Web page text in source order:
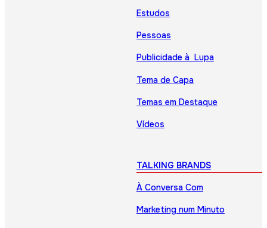
Estudos
Pessoas
Publicidade à Lupa
Tema de Capa
Temas em Destaque
Vídeos
TALKING BRANDS
À Conversa Com
Marketing num Minuto